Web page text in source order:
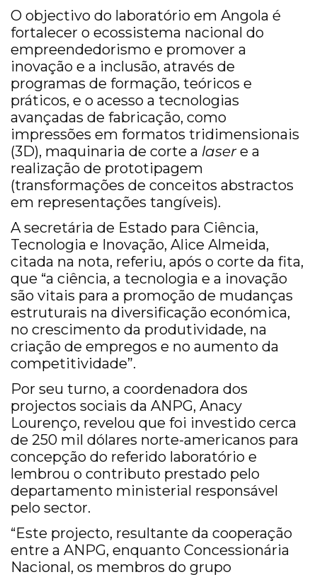
O objectivo do laboratório em Angola é
fortalecer o ecossistema nacional do
empreendedorismo e promover a
inovação e a inclusão, através de
programas de formação, teóricos e
práticos, e o acesso a tecnologias
avançadas de fabricação, como
impressões em formatos tridimensionais
(3D), maquinaria de corte a lasere a
realização de prototipagem
(transformações de conceitos abstractos
em representações tangíveis).
A secretária de Estado para Ciência,
Tecnologia e Inovação, Alice Almeida,
citada na nota, referiu, após o corte da fita,
que “a ciência, a tecnologia e a inovação
são vitais para a promoção de mudanças
estruturais na diversificação económica,
no crescimento da produtividade, na
criação de empregos e no aumento da
competitividade”.
Por seu turno, a coordenadora dos
projectos sociais da ANPG, Anacy
Lourenço, revelou que foi investido cerca
de 250 mil dólares norte-americanos para
concepção do referido laboratório e
lembrou o contributo prestado pelo
departamento ministerial responsável
pelo sector.
“Este projecto, resultante da cooperação
entre a ANPG, enquanto Concessionária
Nacional, os membros do grupo